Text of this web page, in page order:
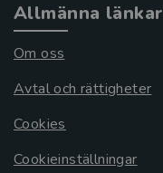
Allmänna länkar
Om oss
Avtal och rättigheter
Cookies
Cookieinställningar